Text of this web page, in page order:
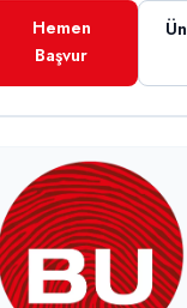
Hemen
Başvur